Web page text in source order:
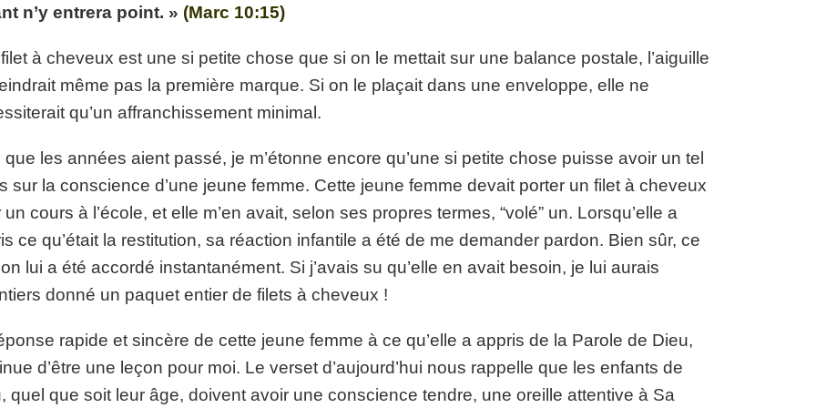
volume.
www.lafoiapostolique.org/wp-
lasse-rempli-de-tritesse.mp3
n’y entrera point. » (Marc 10:15)
à cheveux est une si petite chose que si on le mettait sur une balance postale, l’aiguille
même pas la première marque. Si on le plaçait dans une enveloppe, elle ne
qu’un affranchissement minimal.
que les années aient passé, je m’étonne encore qu’une si petite chose puisse avoir un tel
sur la conscience d’une jeune femme. Cette jeune femme devait porter un filet à cheveux
un cours à l’école, et elle m’en avait, selon ses propres termes, “volé” un. Lorsqu’elle a
ce qu’était la restitution, sa réaction infantile a été de me demander pardon. Bien sûr, ce
lui a été accordé instantanément. Si j’avais su qu’elle en avait besoin, je lui aurais
donné un paquet entier de filets à cheveux !
rapide et sincère de cette jeune femme à ce qu’elle a appris de la Parole de Dieu,
d’être une leçon pour moi. Le verset d’aujourd’hui nous rappelle que les enfants de
quel que soit leur âge, doivent avoir une conscience tendre, une oreille attentive à Sa